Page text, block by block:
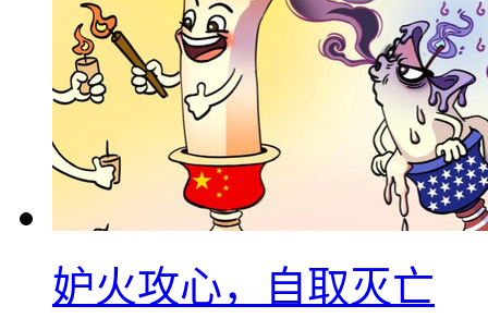
妒火攻心，自取灭亡